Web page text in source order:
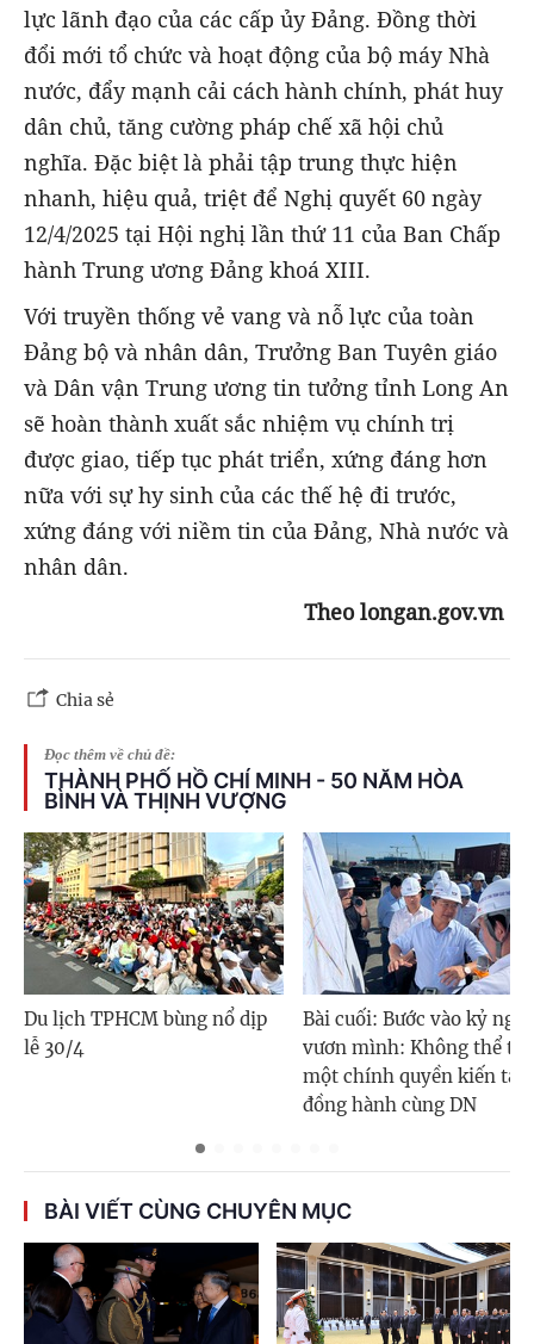
lực lãnh đạo của các cấp ủy Đảng. Đồng thời
đổi mới tổ chức và hoạt động của bộ máy Nhà
nước, đẩy mạnh cải cách hành chính, phát huy
dân chủ, tăng cường pháp chế xã hội chủ
nghĩa. Đặc biệt là phải tập trung thực hiện
nhanh, hiệu quả, triệt để Nghị quyết 60 ngày
12/4/2025 tại Hội nghị lần thứ 11 của Ban Chấp
hành Trung ương Đảng khoá XIII.
Với truyền thống vẻ vang và nỗ lực của toàn
Đảng bộ và nhân dân, Trưởng Ban Tuyên giáo
và Dân vận Trung ương tin tưởng tỉnh Long An
sẽ hoàn thành xuất sắc nhiệm vụ chính trị
được giao, tiếp tục phát triển, xứng đáng hơn
nữa với sự hy sinh của các thế hệ đi trước,
xứng đáng với niềm tin của Đảng, Nhà nước và
nhân dân.
Theo longan.gov.vn
Chia sẻ
Đọc thêm về chủ đề:
THÀNH PHỐ HỒ CHÍ MINH - 50 NĂM HÒA
BÌNH VÀ THỊNH VƯỢNG
Du lịch TPHCM bùng nổ dịp
lễ 30/4
Bài cuối: Bước vào kỷ
vươn mình: Không thể
một chính quyền kiến tạo,
đồng hành cùng DN
BÀI VIẾT CÙNG CHUYÊN MỤC